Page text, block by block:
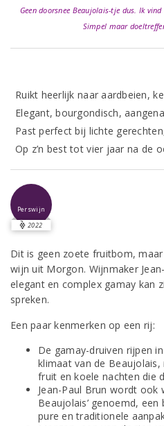
Geen doorsnee Beaujolais-tje dus. Ik
Simpel maar
Ruikt heerlijk naar aardbeien,
Elegant, bourgondisch,
Past perfect bij lichte
Op z’n best tot vier jaar na de
Perswijn
2022
Dit is geen zoete fruitbom,
wijn uit Morgon. Wijnmaker
elegant en complex gamay kan
spreken.
Een paar kenmerken op een rij:
De gamay-druiven rijpen
klimaat van de
fruit en koele nachten die
Jean-Paul Brun wordt ook
Beaujolais’ genoemd,
pure en traditionele